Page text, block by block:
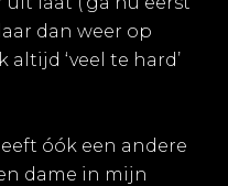
dan weer op
‘veel te hard’
óók een andere
dame in mijn